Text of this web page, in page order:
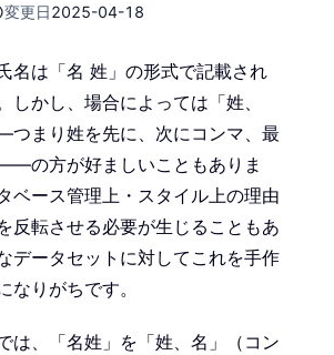
変更日2025-04-18
名は「名 姓」の形式で記載され
しかし、場合によっては「姓、
まり姓を先に、次にコンマ、最
の方が好ましいこともありま
ベース管理上・スタイル上の理由
反転させる必要が生じることもあ
データセットに対してこれを手作
なりがちです。
は、「名姓」を「姓、名」（コン